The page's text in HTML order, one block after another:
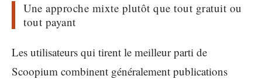
Une approche mixte plutôt que tout gratuit ou
tout payant
Les utilisateurs qui tirent le meilleur parti de
Scoopium combinent généralement publications